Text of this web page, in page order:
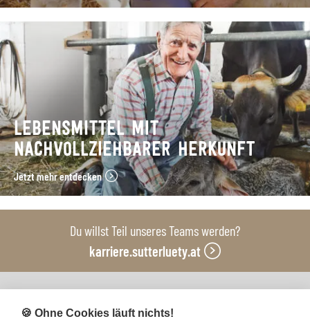
LEBENSMITTEL MIT
NACHVOLLZIEHBARER HERKUNFT
Jetzt mehr entdecken
Du willst Teil unseres Teams werden?
karriere.sutterluety.at
Unsere Produktionsbetriebe
🍪 Ohne Cookies läuft nichts!